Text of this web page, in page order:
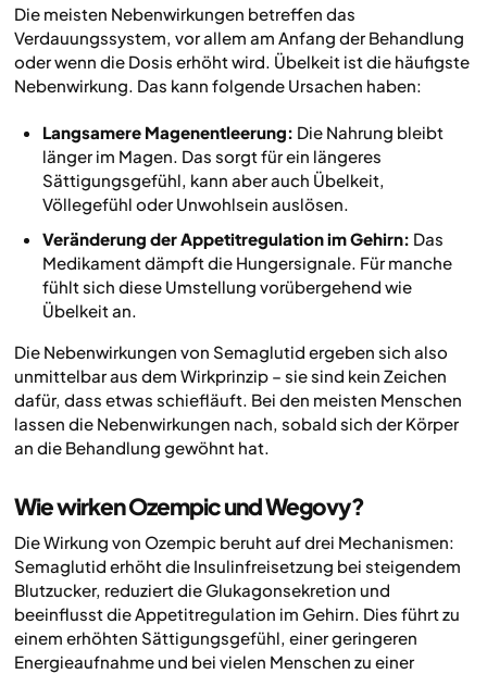
Die meisten Nebenwirkungen betreffen das
Verdauungssystem, vor allem am Anfang der Behandlung
oder wenn die Dosis erhöht wird. Übelkeit ist die häufigste
Nebenwirkung. Das kann folgende Ursachen haben:
Langsamere Magenentleerung: Die Nahrung bleibt
länger im Magen. Das sorgt für ein längeres
Sättigungsgefühl, kann aber auch Übelkeit,
Völlegefühl oder Unwohlsein auslösen.
Veränderung der Appetitregulation im Gehirn: Das
Medikament dämpft die Hungersignale. Für manche
fühlt sich diese Umstellung vorübergehend wie
Übelkeit an.
Die Nebenwirkungen von Semaglutid ergeben sich also
unmittelbar aus dem Wirkprinzip – sie sind kein Zeichen
dafür, dass etwas schiefläuft. Bei den meisten Menschen
lassen die Nebenwirkungen nach, sobald sich der Körper
an die Behandlung gewöhnt hat.
Wie wirken Ozempic und Wegovy?
Die Wirkung von Ozempic beruht auf drei Mechanismen:
Semaglutid erhöht die Insulinfreisetzung bei steigendem
Blutzucker, reduziert die Glukagonsekretion und
beeinflusst die Appetitregulation im Gehirn. Dies führt zu
einem erhöhten Sättigungsgefühl, einer geringeren
Energieaufnahme und bei vielen Menschen zu einer